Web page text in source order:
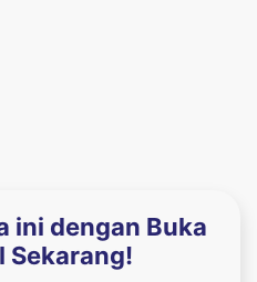
ini dengan Buka
Sekarang!